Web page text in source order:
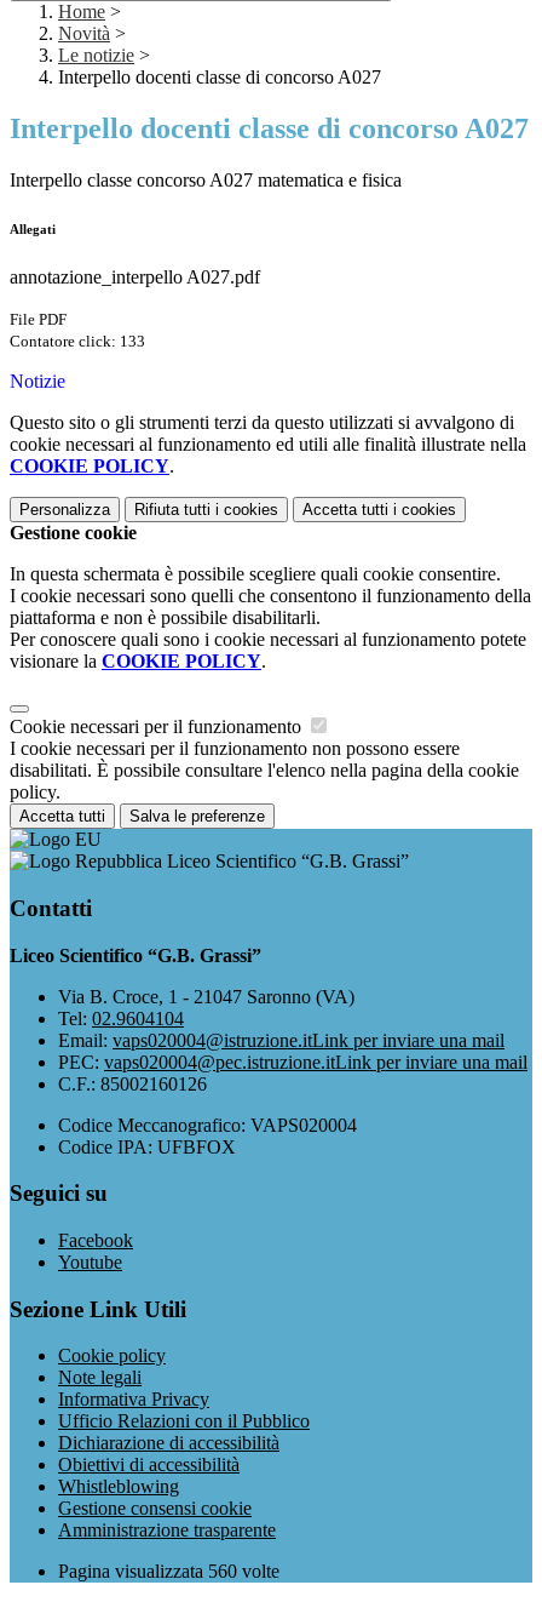
Home >
Novità >
Le notizie >
Interpello docenti classe di concorso A027
Interpello docenti classe di concorso A027
Interpello classe concorso A027 matematica e fisica
Allegati
annotazione_interpello A027.pdf
File PDF
Contatore click: 133
Notizie
Questo sito o gli strumenti terzi da questo utilizzati si avvalgono di
cookie necessari al funzionamento ed utili alle finalità illustrate nella
COOKIE POLICY.
Personalizza Rifiuta tutti i cookies Accetta tutti i cookies
Gestione cookie
In questa schermata è possibile scegliere quali cookie consentire.
I cookie necessari sono quelli che consentono il funzionamento della
piattaforma e non è possibile disabilitarli.
Per conoscere quali sono i cookie necessari al funzionamento potete
visionare la COOKIE POLICY.
Cookie necessari per il funzionamento
I cookie necessari per il funzionamento non possono essere
disabilitati. È possibile consultare l'elenco nella pagina della cookie
policy.
Accetta tutti Salva le preferenze
Liceo Scientifico “G.B. Grassi”
Contatti
Liceo Scientifico “G.B. Grassi”
Via B. Croce, 1 - 21047 Saronno (VA)
Tel: 02.9604104
Email: vaps020004@istruzione.itLink per inviare una mail
PEC: vaps020004@pec.istruzione.itLink per inviare una mail
C.F.: 85002160126
Codice Meccanografico: VAPS020004
Codice IPA: UFBFOX
Seguici su
Facebook
Youtube
Sezione Link Utili
Cookie policy
Note legali
Informativa Privacy
Ufficio Relazioni con il Pubblico
Dichiarazione di accessibilità
Obiettivi di accessibilità
Whistleblowing
Gestione consensi cookie
Amministrazione trasparente
Pagina visualizzata 560 volte